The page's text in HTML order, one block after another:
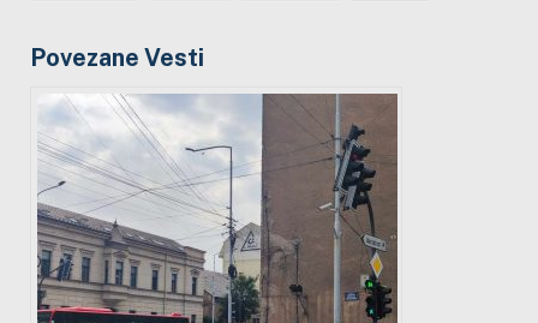
Povezane Vesti